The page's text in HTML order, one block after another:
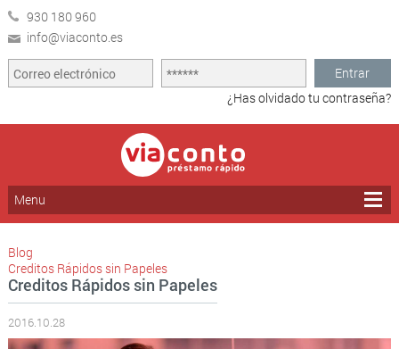
930 180 960
info@viaconto.es
Entrar
¿Has olvidado tu contraseña?
Menu
Blog
Creditos Rápidos sin Papeles
Creditos Rápidos sin Papeles
2016.10.28